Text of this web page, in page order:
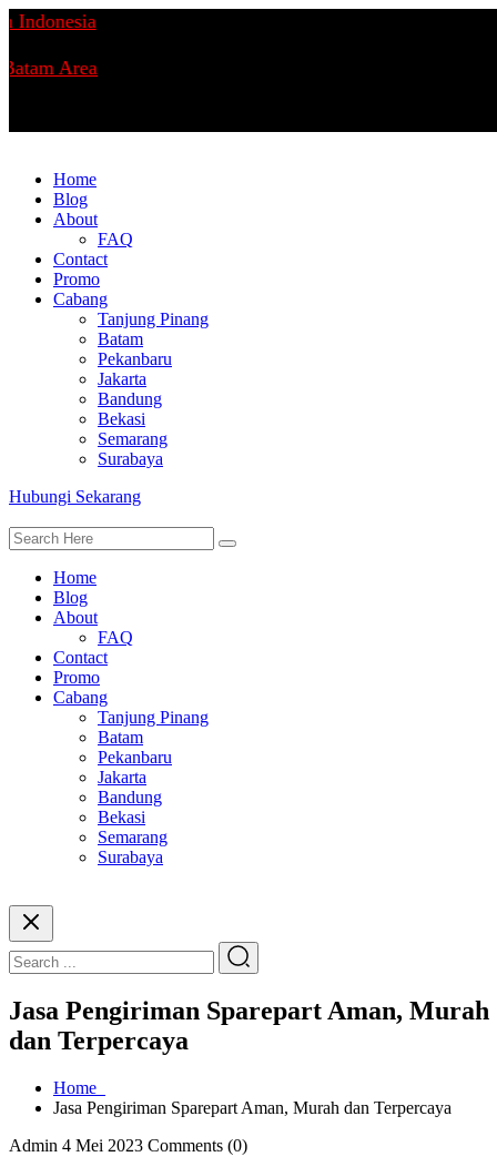
Area
Home
Blog
About
FAQ
Contact
Promo
Cabang
Tanjung Pinang
Batam
Pekanbaru
Jakarta
Bandung
Bekasi
Semarang
Surabaya
Hubungi Sekarang
Home
Blog
About
FAQ
Contact
Promo
Cabang
Tanjung Pinang
Batam
Pekanbaru
Jakarta
Bandung
Bekasi
Semarang
Surabaya
Jasa Pengiriman Sparepart Aman, Murah
dan Terpercaya
Home
Jasa Pengiriman Sparepart Aman, Murah dan Terpercaya
Admin 4 Mei 2023 Comments (0)